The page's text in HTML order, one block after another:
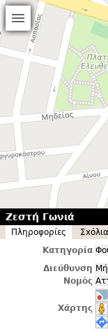
Ζεστή Γωνιά
Πληροφορίες
Κατηγορία
Διεύθυνση
Νομός
Χάρτης